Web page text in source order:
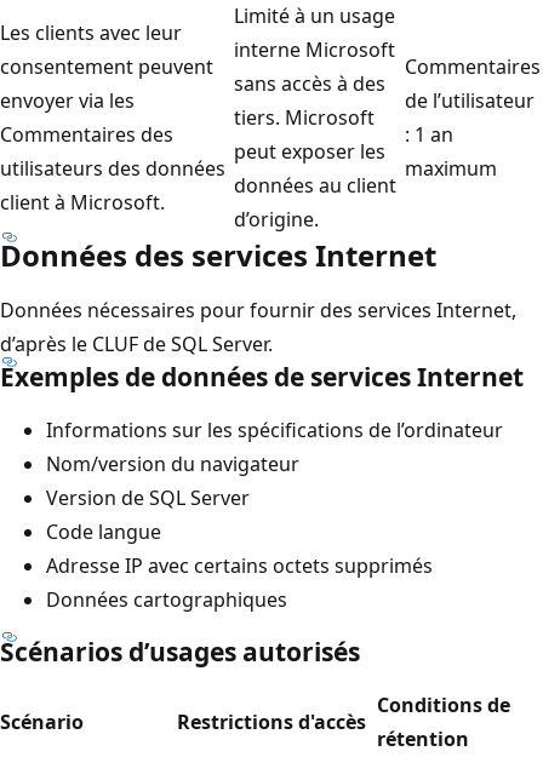
Les clients avec leur
consentement peuvent
envoyer via les
Commentaires des
utilisateurs des données
client à Microsoft.
Limité à un usage
interne Microsoft
sans accès à des
tiers. Microsoft
peut exposer les
données au client
d’origine.
Commentaires
de l’utilisateur
: 1 an
maximum
Données des services Internet
Données nécessaires pour fournir des services Internet,
d’après le CLUF de SQL Server.
Exemples de données de services Internet
Informations sur les spécifications de l’ordinateur
Nom/version du navigateur
Version de SQL Server
Code langue
Adresse IP avec certains octets supprimés
Données cartographiques
Scénarios d’usages autorisés
Scénario Restrictions d'accès
Conditions de
rétention